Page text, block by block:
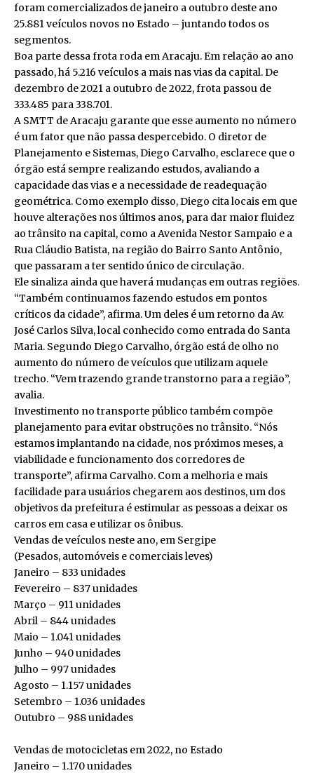
foram comercializados de janeiro a outubro deste ano
25.881 veículos novos no Estado – juntando todos os
segmentos.
Boa parte dessa frota roda em Aracaju. Em relação ao ano
passado, há 5.216 veículos a mais nas vias da capital. De
dezembro de 2021 a outubro de 2022, frota passou de
333.485 para 338.701.
A SMTT de Aracaju garante que esse aumento no número
é um fator que não passa despercebido. O diretor de
Planejamento e Sistemas, Diego Carvalho, esclarece que o
órgão está sempre realizando estudos, avaliando a
capacidade das vias e a necessidade de readequação
geométrica. Como exemplo disso, Diego cita locais em que
houve alterações nos últimos anos, para dar maior fluidez
ao trânsito na capital, como a Avenida Nestor Sampaio e a
Rua Cláudio Batista, na região do Bairro Santo Antônio,
que passaram a ter sentido único de circulação.
Ele sinaliza ainda que haverá mudanças em outras regiões.
“Também continuamos fazendo estudos em pontos
críticos da cidade”, afirma. Um deles é um retorno da Av.
José Carlos Silva, local conhecido como entrada do Santa
Maria. Segundo Diego Carvalho, órgão está de olho no
aumento do número de veículos que utilizam aquele
trecho. “Vem trazendo grande transtorno para a região”,
avalia.
Investimento no transporte público também compõe
planejamento para evitar obstruções no trânsito. “Nós
estamos implantando na cidade, nos próximos meses, a
viabilidade e funcionamento dos corredores de
transporte”, afirma Carvalho. Com a melhoria e mais
facilidade para usuários chegarem aos destinos, um dos
objetivos da prefeitura é estimular as pessoas a deixar os
carros em casa e utilizar os ônibus.
Vendas de veículos neste ano, em Sergipe
(Pesados, automóveis e comerciais leves)
Janeiro – 833 unidades
Fevereiro – 837 unidades
Março – 911 unidades
Abril – 844 unidades
Maio – 1.041 unidades
Junho – 940 unidades
Julho – 997 unidades
Agosto – 1.157 unidades
Setembro – 1.036 unidades
Outubro – 988 unidades
Vendas de motocicletas em 2022, no Estado
Janeiro – 1.170 unidades